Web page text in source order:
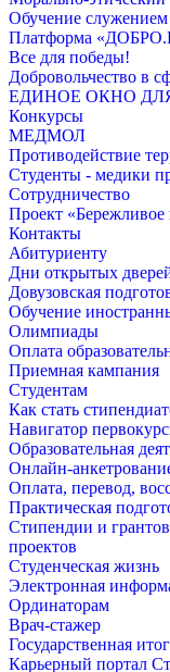
Обучение служением
Платформа
Все для победы!
Добровольчество в
ЕДИНОЕ ОКНО
Конкурсы
МЕДМОЛ
Противодействие
Студенты - медики
Сотрудничество
Проект «Бережливое
Контакты
Абитуриенту
Дни открытых
Довузовская
Обучение
Олимпиады
Оплата
Приемная кампания
Студентам
Как стать
Навигатор
Образовательная
Онлайн-
Оплата, перевод,
Практическая
Стипендии и
проектов
Студенческая жизнь
Электронная
Ординаторам
Врач-стажер
Государственная
Карьерный портал